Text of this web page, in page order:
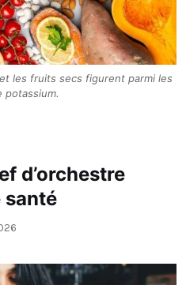
les fruits secs figurent parmi les
potassium.
d’orchestre
santé